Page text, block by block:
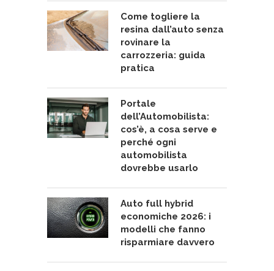
Come togliere la
resina dall’auto senza
rovinare la
carrozzeria: guida
pratica
Portale
dell’Automobilista:
cos’è, a cosa serve e
perché ogni
automobilista
dovrebbe usarlo
Auto full hybrid
economiche 2026: i
modelli che fanno
risparmiare davvero